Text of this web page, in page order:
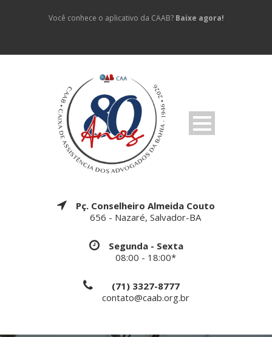
Você conhece o aplicativo da CAAB? Baixe agora!
Pç. Conselheiro Almeida Couto
656 - Nazaré, Salvador-BA
Segunda - Sexta
08:00 - 18:00*
(71) 3327-8777
contato@caab.org.br